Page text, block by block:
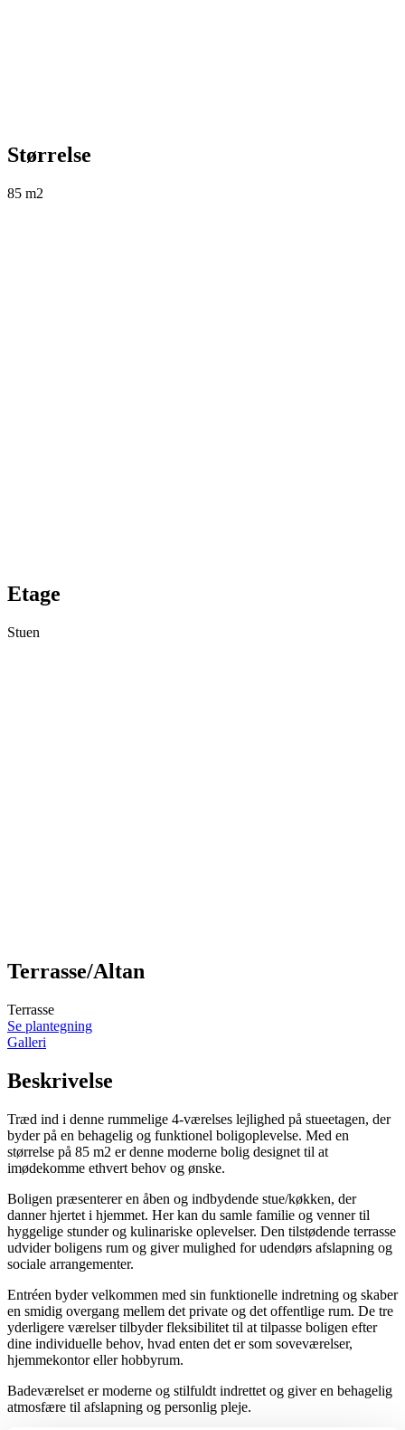
Størrelse
85 m2
Etage
Stuen
Terrasse/Altan
Terrasse
Se plantegning
Galleri
Beskrivelse
Træd ind i denne rummelige 4-værelses lejlighed på stueetagen, der
byder på en behagelig og funktionel boligoplevelse. Med en
størrelse på 85 m2 er denne moderne bolig designet til at
imødekomme ethvert behov og ønske.
Boligen præsenterer en åben og indbydende stue/køkken, der
danner hjertet i hjemmet. Her kan du samle familie og venner til
hyggelige stunder og kulinariske oplevelser. Den tilstødende terrasse
udvider boligens rum og giver mulighed for udendørs afslapning og
sociale arrangementer.
Entréen byder velkommen med sin funktionelle indretning og skaber
en smidig overgang mellem det private og det offentlige rum. De tre
yderligere værelser tilbyder fleksibilitet til at tilpasse boligen efter
dine individuelle behov, hvad enten det er som soveværelser,
hjemmekontor eller hobbyrum.
Badeværelset er moderne og stilfuldt indrettet og giver en behagelig
atmosfære til afslapning og personlig pleje.